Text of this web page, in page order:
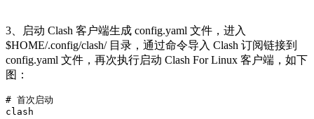
3、启动 Clash 客户端生成 config.yaml 文件，进入
$HOME/.config/clash/ 目录，通过命令导入 Clash 订阅链接到
config.yaml 文件，再次执行启动 Clash For Linux 客户端，如下
图：
# 首次启动
clash